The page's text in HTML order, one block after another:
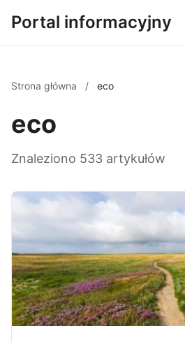
Portal informacyjny
Strona główna / eco
eco
Znaleziono 533 artykułów